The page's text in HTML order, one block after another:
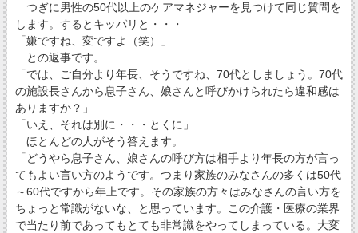
つぎに男性の50代以上のケアマネジャーを見つけて同じ質問を
します。するとキッパリと・・・
「嫌ですね、変ですよ（笑）」
との返事です。
「では、ご自分より年長、そうですね、70代としましょう。70代
の施設長さんから息子さん、娘さんと呼びかけられたら違和感は
ありますか？」
「いえ、それは別に・・・とくに」
ほとんどの人がそう答えます。
「どうやら息子さん、娘さんの呼び方は相手より年長の方が言っ
てもよい言い方のようです。つまり家族のみなさんの多くは50代
～60代ですから年上です。その家族の方々はみなさんの言い方を
ちょっと常識がないな、と思っています。この介護・医療の業界
で当たり前であってもとても非常識をやってしまっている。大変